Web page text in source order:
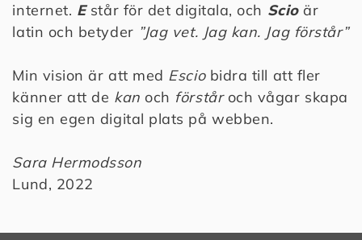
internet. Estår för det digitala, och Scioär
latin och betyder ”Jag vet. Jag kan. Jag förstår”
Min vision är att med Esciobidra till att fler
känner att de kan och förståroch vågar skapa
sig en egen digital plats på webben.
Sara Hermodsson
Lund, 2022